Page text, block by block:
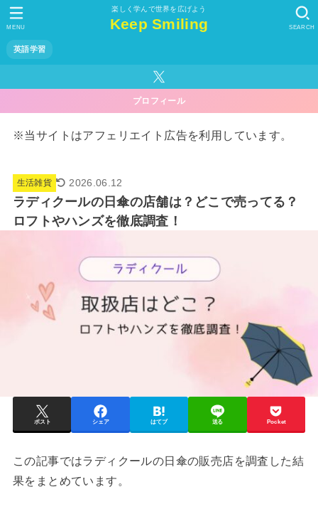
楽しく学んで世界を広げよう
Keep Smiling
英語学習
SEARCH
MENU
プロフィール
※当サイトはアフェリエイト広告を利用しています。
生活雑貨 2026.06.12
ラディクールの日傘の店舗は？どこで売ってる？
ロフトやハンズを徹底調査！
ポスト シェア はてブ 送る Pocket
この記事ではラディクールの日傘の販売店を調査した結
果をまとめています。